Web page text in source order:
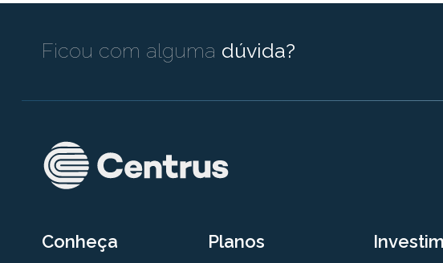
Ficou com alguma dúvida?
Conheça Planos